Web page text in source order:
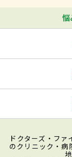
悩
ドクターズ・フ
のクリニック・病